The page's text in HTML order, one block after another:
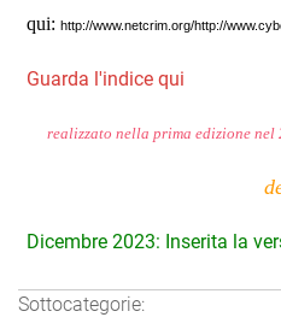
qui: http://www.netcrim.org/http://
Guarda l'indice qui
realizzato nella prima edizione
Dicembre 2023: Inserita la
Sottocategorie: